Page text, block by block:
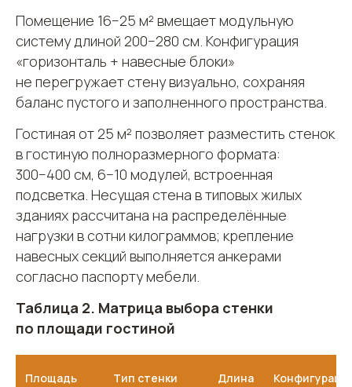
Помещение 16−25 м² вмещает модульную
систему длиной 200−280 см. Конфигурация
«горизонталь + навесные блоки»
не перегружает стену визуально, сохраняя
баланс пустого и заполненного пространства.
Гостиная от 25 м² позволяет разместить стенок
в гостиную полноразмерного формата:
300−400 см, 6−10 модулей, встроенная
подсветка. Несущая стена в типовых жилых
зданиях рассчитана на распределённые
нагрузки в сотни килограммов; крепление
навесных секций выполняется анкерами
согласно паспорту мебели.
Таблица 2. Матрица выбора стенки
по площади гостиной
Площадь
Тип стенки
Длина